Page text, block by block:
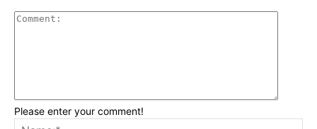
Please enter your comment!